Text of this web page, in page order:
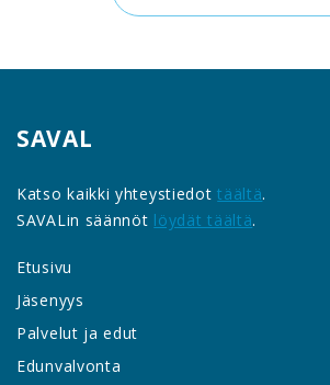
SAVAL
Katso kaikki yhteystiedottäältä.
SAVALin säännöt löydät täältä.
Etusivu
Jäsenyys
Palvelut ja edut
Edunvalvonta